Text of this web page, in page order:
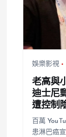
娛樂影視
老高與
迪士尼
遭控制
百萬
患淋巴癌